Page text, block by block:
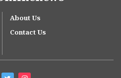
About Us
Contact Us